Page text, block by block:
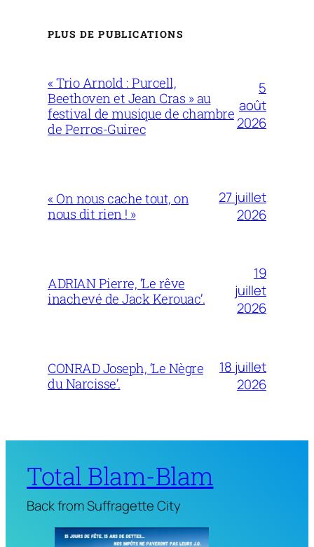
PLUS DE PUBLICATIONS
« Trio Arnold : Purcell,
Beethoven et Jean Cras » au
festival de musique de chambre
de Perros-Guirec
5
août
2026
« On nous cache tout, on
nous dit rien ! »
27 juillet
2026
ADRIAN Pierre, ‘Le rêve
inachevé de Jack Kerouac’.
19
juillet
2026
CONRAD Joseph, ‘Le Nègre
du Narcisse’.
18 juillet
2026
Total Blam-Blam
Back from Suffragette City